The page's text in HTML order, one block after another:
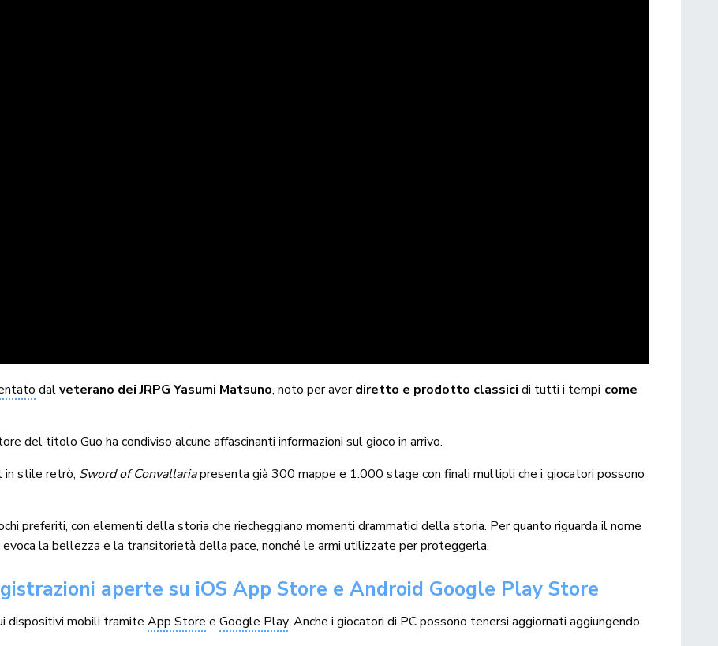
dalveterano dei JRPG Yasumi Matsuno, noto per averdiretto e prodotto classici di tutti i tempi come
del titolo Guo ha condiviso alcune affascinanti informazioni sul gioco in arrivo.
in stile retrò, Sword of Convallariapresenta già 300 mappe e 1.000 stage con finali multipli che i giocatori possono
preferiti, con elementi della storia che riecheggiano momenti drammatici della storia. Per quanto riguarda il nome
la bellezza e la transitorietà della pace, nonché le armi utilizzate per proteggerla.
aperte su iOS App Store e Android Google Play Store
dispositivi mobili tramiteApp Store eGoogle Play. Anche i giocatori di PC possono tenersi aggiornati aggiungendo